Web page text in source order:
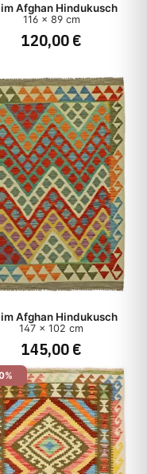
Afghan Hindukusch
116 x 89 cm
120,00 €
Afghan Hindukusch
147 x 102 cm
145,00 €